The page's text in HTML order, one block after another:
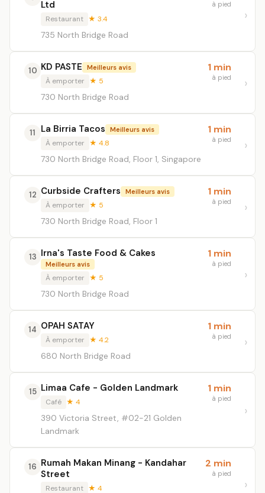
Ltd
Restaurant ★ 3.4
735 North Bridge Road
à pied
10 KD PASTE Meilleurs avis
À emporter ★ 5
730 North Bridge Road
1 min
à pied
11 La Birria Tacos Meilleurs avis
À emporter ★ 4.8
730 North Bridge Road, Floor 1, Singapore
1 min
à pied
12 Curbside Crafters Meilleurs avis
À emporter ★ 5
730 North Bridge Road, Floor 1
1 min
à pied
13 Irna's Taste Food & Cakes
Meilleurs avis
À emporter ★ 5
730 North Bridge Road
1 min
à pied
14 OPAH SATAY
À emporter ★ 4.2
680 North Bridge Road
1 min
à pied
15 Limaa Cafe - Golden Landmark
Café ★ 4
390 Victoria Street, #02-21 Golden
Landmark
1 min
à pied
16 Rumah Makan Minang - Kandahar
Street
Restaurant ★ 4
2 min
à pied